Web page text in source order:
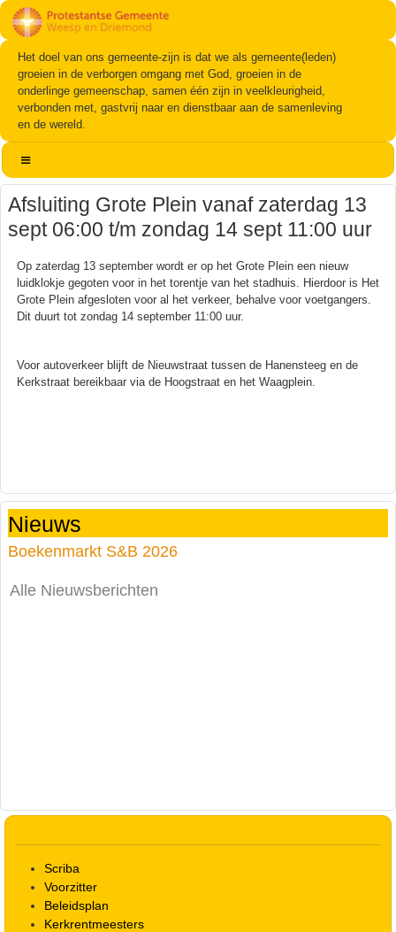
Het doel van ons gemeente-zijn is dat we als gemeente(leden)
groeien in de verborgen omgang met God, groeien in de
onderlinge gemeenschap, samen één zijn in veelkleurigheid,
verbonden met, gastvrij naar en dienstbaar aan de samenleving
en de wereld.
Afsluiting Grote Plein vanaf zaterdag 13
sept 06:00 t/m zondag 14 sept 11:00 uur
Op zaterdag 13 september wordt er op het Grote Plein een nieuw
luidklokje gegoten voor in het torentje van het stadhuis. Hierdoor is Het
Grote Plein afgesloten voor al het verkeer, behalve voor voetgangers.
Dit duurt tot zondag 14 september 11:00 uur.
Voor autoverkeer blijft de Nieuwstraat tussen de Hanensteeg en de
Kerkstraat bereikbaar via de Hoogstraat en het Waagplein.
Nieuws
Boekenmarkt S&B 2026
Alle Nieuwsberichten
Scriba
Voorzitter
Beleidsplan
Kerkrentmeesters